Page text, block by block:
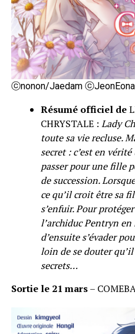
ⓒnonon/Jaedam
Résumé officiel de
CHRYSTALE : Lady
toute sa vie recluse.
secret : c’est en
passer pour une fille
de succession.
ce qu’il croit être sa
s’enfuir. Pour
l’archiduc Pentryn en
d’ensuite s’évader
loin de se douter qu’il
secrets…
Sortie le 21 mars–